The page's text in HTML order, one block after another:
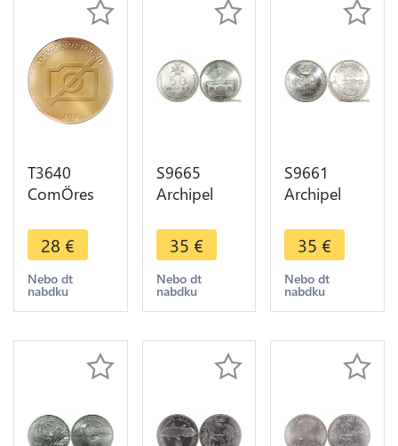
T3640
ComÖres
Essai 1982
FDC Sachet
Mdp ->
Faire offre
28 €
Nebo dt
nabdku
S9665
Archipel
Comores
50 Francs
Essai
Indépendance
> Faire
35 €
Nebo dt
nabdku
S9661
Archipel
Comores
100 Francs
Essai Bâteau
Pêche 1977
35 €
Nebo dt
nabdku